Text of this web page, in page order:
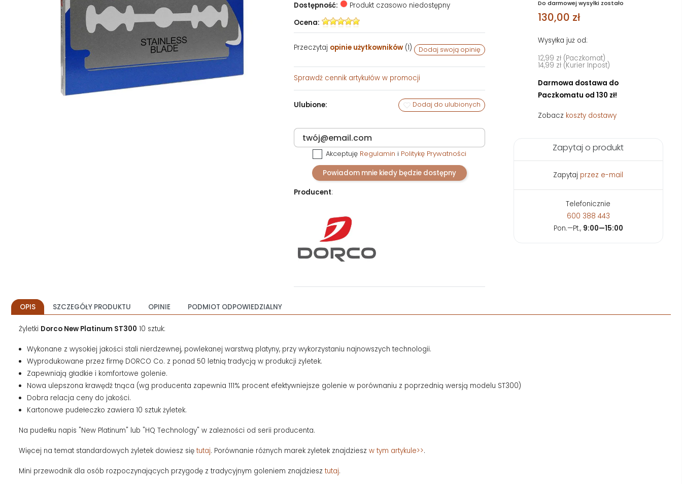
Dostępność:
Produkt czasowo niedostępny
Ocena:
Przeczytaj opinie użytkowników(1) Dodaj swoją opinię
Sprawdź cennik artykułów w promocji
Ulubione: Dodaj do ulubionych
Akceptuję Regulamin i Politykę Prywatności
Powiadom mnie kiedy będzie dostępny
Producent:
Do darmowej wysyłki zostało
130,00 zł
Wysyłka już od:
12,99 zł (Paczkomat)
14,99 zł (Kurier Inpost)
Darmowa dostawa do
Paczkomatu od 130 zł!
Zobacz koszty dostawy
Zapytaj o produkt
Zapytaj przez e-mail
Telefonicznie
600 388 443
Pon.—Pt., 9:00—15:00
OPIS SZCZEGÓŁY PRODUKTU OPINIE PODMIOT ODPOWIEDZIALNY
Żyletki Dorco New Platinum ST300 10 sztuk:
Wykonane z wysokiej jakości stali nierdzewnej, powlekanej warstwą platyny, przy wykorzystaniu najnowszych technologii.
Wyprodukowane przez firmę DORCO Co. z ponad 50 letnią tradycją w produkcji żyletek.
Zapewniają gładkie i komfortowe golenie.
Nowa ulepszona krawędź tnąca (wg producenta zapewnia 111% procent efektywniejsze golenie w porównaniu z poprzednią wersją modelu ST300)
Dobra relacja ceny do jakości.
Kartonowe pudełeczko zawiera 10 sztuk żyletek.
Na pudełku napis "New Platinum" lub "HQ Technology" w zależności od serii producenta.
Więcej na temat standardowych żyletek dowiesz się tutaj. Porównanie różnych marek żyletek znajdziesz w tym artykule>>.
Mini przewodnik dla osób rozpoczynających przygodę z tradycyjnym goleniem znajdziesz tutaj.